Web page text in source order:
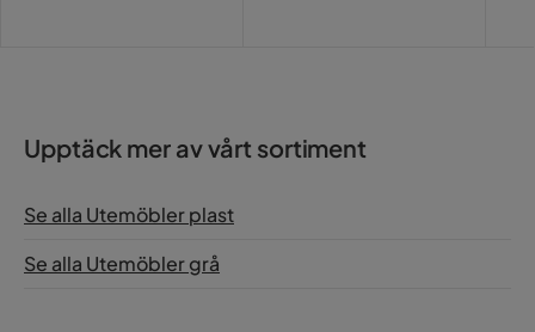
Upptäck mer av vårt sortiment
Se alla Utemöbler plast
Se alla Utemöbler grå